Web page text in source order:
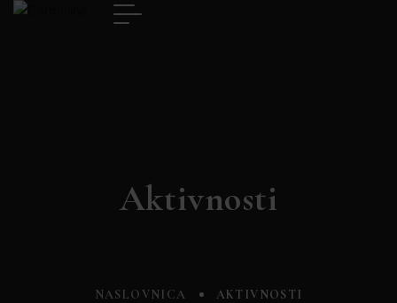
Aktivnosti
NASLOVNICA AKTIVNOSTI